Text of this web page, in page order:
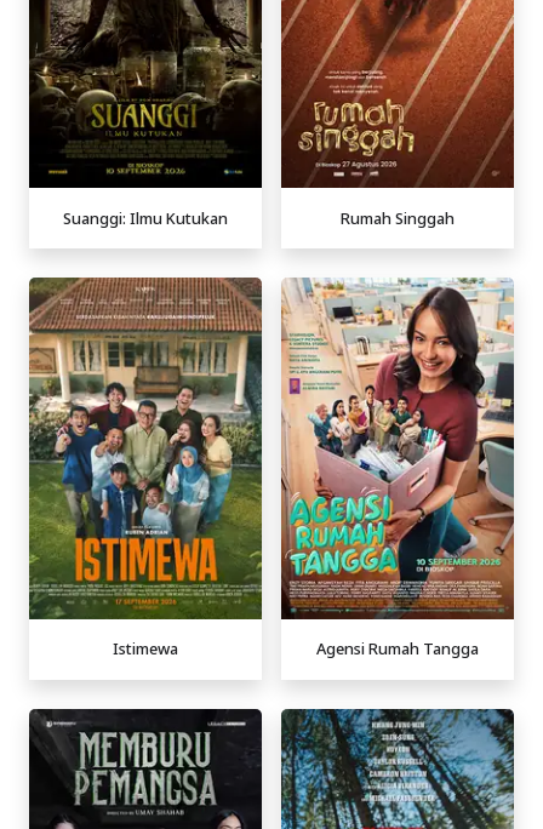
Suanggi: Ilmu Kutukan Rumah Singgah
Istimewa Agensi Rumah Tangga